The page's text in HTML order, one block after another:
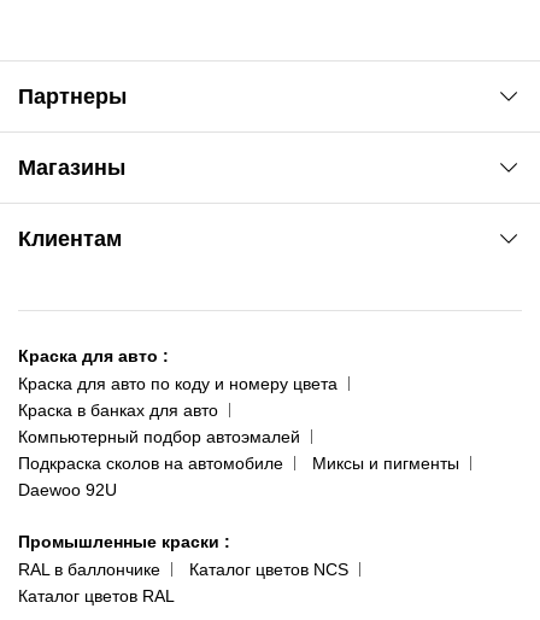
Магазины
ул. Рабочая, 2-а
093 611-39-23
(ориентир: Интайм №40)
Одесса
пр-т Акад. Глушко, 29
066 554-97-70
Клиентам
Доставка и оплата
Сотрудничество
Наши публикации
Публичная оферта
Политика конфиденциальности
Партнеры
Краска для авто :
Краска для авто по коду и номеру цвета
Краска в банках для авто
Компьютерный подбор автоэмалей
Подкраска сколов на автомобиле
Миксы и пигменты
Daewoo 92U
Промышленные краски :
RAL в баллончике
Каталог цветов NCS
Каталог цветов RAL